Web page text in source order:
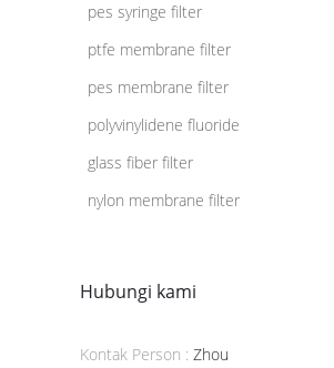
pes syringe filter
ptfe membrane filter
pes membrane filter
polyvinylidene fluoride
glass fiber filter
nylon membrane filter
Hubungi kami
Kontak Person : Zhou